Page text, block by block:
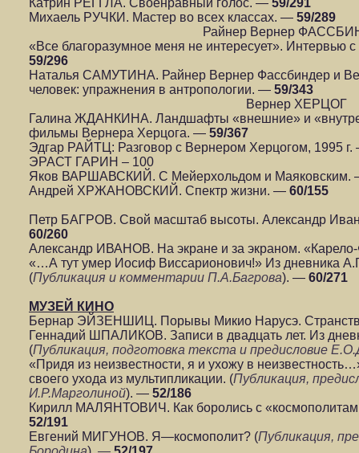
Катрин РЁГГЛА. Своенравный голос. — 59/291
Михаель РУЧКИ. Мастер во всех классах. — 59/289
Райнер Вернер
«Все благоразумное меня не интересует». Интервью
59/296
Наталья САМУТИНА. Райнер Вернер Фассбиндер и
человек: упражнения в антропологии. — 59/343
Вернер ХЕРЦОГ
Галина ЖДАНКИНА. Ландшафты «внешние» и
фильмы Вернера Херцога. — 59/367
Эдгар РАЙТЦ: Разговор с Вернером Херцогом, 1995
ЭРАСТ ГАРИН – 100
Яков ВАРШАВСКИЙ. С Мейерхольдом и
Андрей ХРЖАНОВСКИЙ. Спектр жизни. — 60/155
Петр БАГРОВ. Свой масштаб высоты. Александр
60/260
Александр ИВАНОВ. На экране и за экраном.
«…А тут умер Иосиф Виссарионович!» Из дневника
(Публикация и комментарии П.А.Багрова). — 60/271
МУЗЕЙ КИНО
Бернар ЭЙЗЕНШИЦ. Порывы Микио Нарусэ.
Геннадий ШПАЛИКОВ. Записи в двадцать лет. Из
(Публикация, подготовка текста и предисловие
«Придя из неизвестности, я и ухожу в
своего ухода из мультипликации. (Публикация,
И.Р.Марголиной). — 52/186
Кирилл МАЛЯНТОВИЧ. Как боролись с
52/191
Евгений МИГУНОВ. Я—космополит? (Публикация,